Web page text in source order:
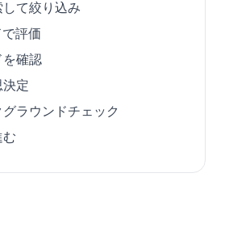
て絞り込み
評価
を確認
定
ラウンドチェック